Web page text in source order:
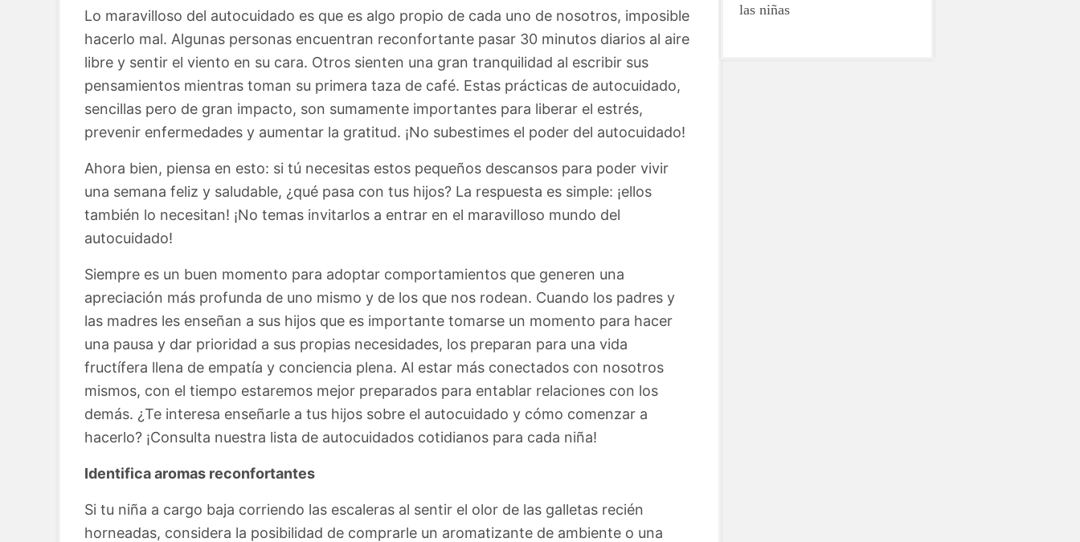
Lo maravilloso del autocuidado es que es algo propio de cada uno de nosotros, imposible
hacerlo mal. Algunas personas encuentran reconfortante pasar 30 minutos diarios al aire
libre y sentir el viento en su cara. Otros sienten una gran tranquilidad al escribir sus
pensamientos mientras toman su primera taza de café. Estas prácticas de autocuidado,
sencillas pero de gran impacto, son sumamente importantes para liberar el estrés,
prevenir enfermedades y aumentar la gratitud. ¡No subestimes el poder del autocuidado!
Ahora bien, piensa en esto: si tú necesitas estos pequeños descansos para poder vivir
una semana feliz y saludable, ¿qué pasa con tus hijos? La respuesta es simple: ¡ellos
también lo necesitan! ¡No temas invitarlos a entrar en el maravilloso mundo del
autocuidado!
Siempre es un buen momento para adoptar comportamientos que generen una
apreciación más profunda de uno mismo y de los que nos rodean. Cuando los padres y
las madres les enseñan a sus hijos que es importante tomarse un momento para hacer
una pausa y dar prioridad a sus propias necesidades, los preparan para una vida
fructífera llena de empatía y conciencia plena. Al estar más conectados con nosotros
mismos, con el tiempo estaremos mejor preparados para entablar relaciones con los
demás. ¿Te interesa enseñarle a tus hijos sobre el autocuidado y cómo comenzar a
hacerlo? ¡Consulta nuestra lista de autocuidados cotidianos para cada niña!
Identifica aromas reconfortantes
Si tu niña a cargo baja corriendo las escaleras al sentir el olor de las galletas recién
horneadas, considera la posibilidad de comprarle un aromatizante de ambiente o una
las niñas